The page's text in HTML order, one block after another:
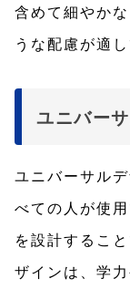
含めて細やか
うな配慮が適
ユニバー
ユニバーサル
べての人が使
を設計するこ
ザインは、学